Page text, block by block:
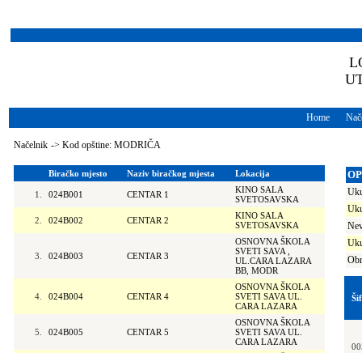
Home
Načelnik -> Kod opštine: MODRIČA
Biračko mjesto Naziv biračkog mjesta Lokacija
1. 024B001 CENTAR 1
KINO SALA
SVETOSAVSKA
2. 024B002 CENTAR 2
KINO SALA
SVETOSAVSKA
3. 024B003 CENTAR 3
OSNOVNA ŠKOLA
SVETI SAVA ,
UL.CARA LAZARA
BB, MODR
4. 024B004 CENTAR 4
OSNOVNA ŠKOLA
SVETI SAVA UL.
CARA LAZARA
5. 024B005 CENTAR 5
OSNOVNA ŠKOLA
SVETI SAVA UL.
CARA LAZARA